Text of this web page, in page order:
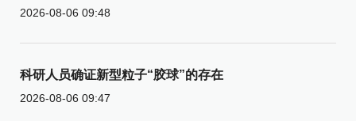
2026-08-06 09:48
科研人员确证新型粒子“胶球”的存在
2026-08-06 09:47